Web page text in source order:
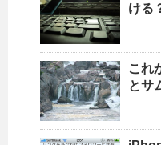
ける
これ
とサ